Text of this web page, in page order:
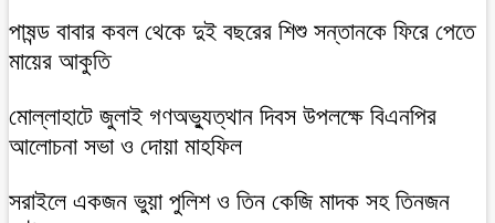
পাষন্ড বাবার কবল থেকে দুই বছরের শিশু সন্তানকে ফিরে পেতে
মায়ের আকুতি
মোল্লাহাটে জুলাই গণঅভ্যুত্থান দিবস উপলক্ষে বিএনপির
আলোচনা সভা ও দোয়া মাহফিল
সরাইলে একজন ভুয়া পুলিশ ও তিন কেজি মাদক সহ তিনজন